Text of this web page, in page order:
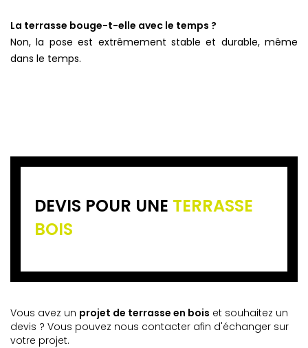
La terrasse bouge-t-elle avec le temps ?
Non, la pose est extrêmement stable et durable, même
dans le temps.
DEVIS POUR UNE TERRASSE
BOIS
Vous avez un projet de terrasse en bois et souhaitez un
devis ? Vous pouvez nous contacter afin d'échanger sur
votre projet.